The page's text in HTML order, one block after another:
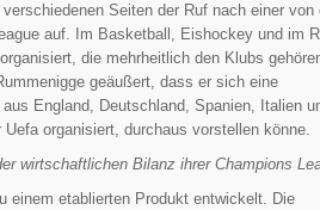
Seiten der Ruf nach einer von
auf. Im Basketball, Eishockey und im
die mehrheitlich den Klubs
geäußert, dass er sich eine
England, Deutschland, Spanien, Italien
organisiert, durchaus vorstellen könne.
wirtschaftlichen Bilanz ihrer Champions
einem etablierten Produkt entwickelt. Die